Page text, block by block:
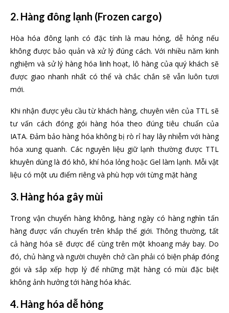
2. Hàng đông lạnh (Frozen cargo)
Hòa hóa đông lạnh có đặc tính là mau hỏng, dễ hỏng nếu
không được bảo quản và xử lý đúng cách. Với nhiều năm kinh
nghiệm và sử lý hàng hóa linh hoạt, lô hàng của quý khách sẽ
được giao nhanh nhất có thể và chắc chắn sẽ vẫn luôn tươi
mới.
Khi nhận được yêu cầu từ khách hàng, chuyên viên của TTL sẽ
tư vấn cách đóng gói hàng hóa theo đúng tiêu chuẩn của
IATA. Đảm bảo hàng hóa không bị rò rỉ hay lây nhiễm với hàng
hóa xung quanh. Các nguyên liệu giữ lạnh thường được TTL
khuyên dùng là đó khô, khí hóa lỏng hoặc Gel làm lạnh. Mỗi vật
liệu có một ưu điểm riêng và phù hợp với từng mặt hàng
3. Hàng hóa gây mùi
Trong vận chuyển hàng không, hàng ngày có hàng nghìn tấn
hàng được vẩn chuyển trên khắp thế giới. Thông thường, tất
cả hàng hóa sẽ được để cùng trên một khoang máy bay. Do
đó, chủ hàng và người chuyên chở cần phải có biện pháp đóng
gói và sắp xếp hợp lý để những mặt hàng có mùi đặc biệt
không ảnh hưởng tới hàng hóa khác.
4. Hàng hóa dễ hỏng